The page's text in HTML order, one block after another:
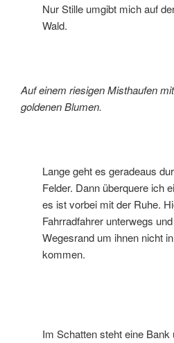
Nur Stille umgibt mich auf
Wald.
Auf einem riesigen Misthaufen
goldenen Blumen.
Lange geht es geradeaus
Felder. Dann überquere ich
es ist vorbei mit der Ruhe.
Fahrradfahrer unterwegs
Wegesrand um ihnen nicht
kommen.
Im Schatten steht eine Bank